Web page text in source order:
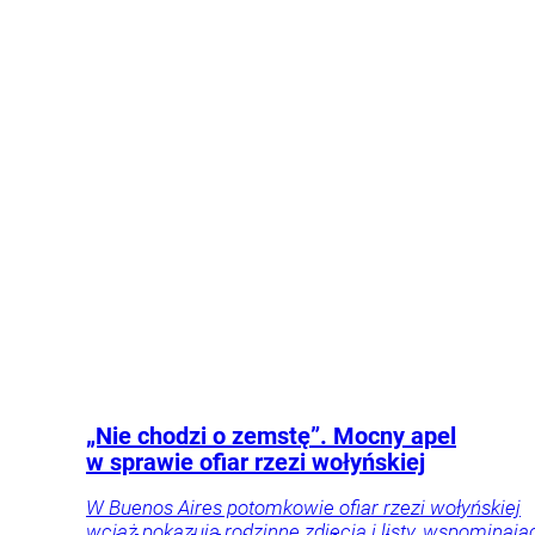
„Nie chodzi o zemstę”. Mocny apel
w sprawie ofiar rzezi wołyńskiej
W Buenos Aires potomkowie ofiar rzezi wołyńskiej